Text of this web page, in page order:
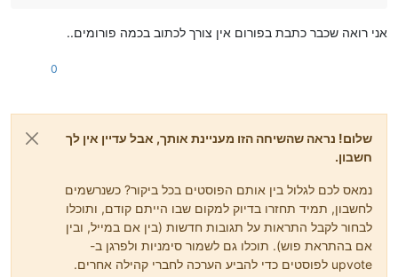
אני רואה שכבר כתבת בפורום אין צורך לכתוב בכמה פורומים..
0
שלום! נראה שהשיחה הזו מעניינת אותך, אבל עדיין אין לך
חשבון.
נמאס לכם לגלול בין אותם הפוסטים בכל ביקור? כשנרשמים
לחשבון, תמיד תחזרו בדיוק למקום שבו הייתם קודם, ותוכלו
לבחור לקבל התראות על תגובות חדשות (בין אם במייל, ובין
אם בהתראת פוש). תוכלו גם לשמור סימניות ולפרגן ב-
upvote לפוסטים כדי להביע הערכה לחברי קהילה אחרים.